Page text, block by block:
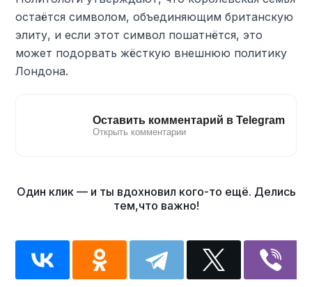
остаётся символом, объединяющим британскую
элиту, и если этот символ пошатнётся, это
может подорвать жёсткую внешнюю политику
Лондона.